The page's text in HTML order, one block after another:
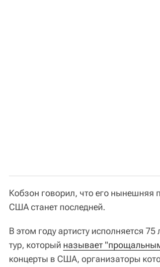
Кобзон говорил, что его нынешняя
США станет последней.
В этом году артисту исполняется
тур, который называет
концерты в США, организаторы